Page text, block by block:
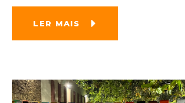
LER MAIS